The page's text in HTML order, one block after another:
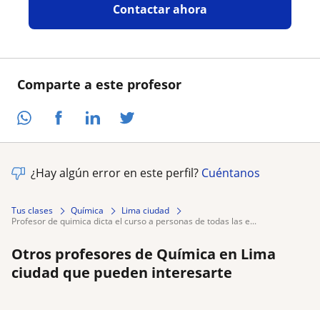
Comparte a este profesor
Contactar ahora
¿Hay algún error en este perfil? Cuéntanos
Tus clases Química
Lima ciudad
profesor de quimica dicta el curso a personas de todas las e...
Otros profesores de Química en Lima
ciudad que pueden interesarte